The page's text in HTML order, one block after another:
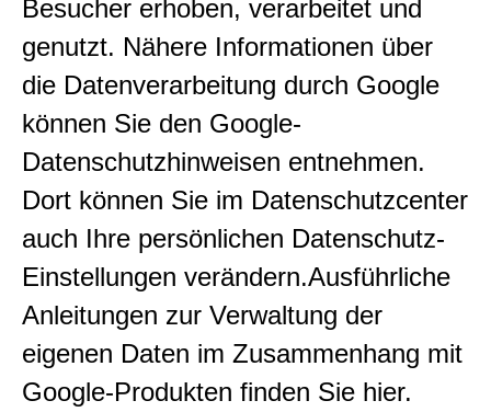
Besucher erhoben, verarbeitet und
genutzt. Nähere Informationen über
die Datenverarbeitung durch Google
können Sie den Google-
Datenschutzhinweisen entnehmen.
Dort können Sie im Datenschutzcenter
auch Ihre persönlichen Datenschutz-
Einstellungen verändern.Ausführliche
Anleitungen zur Verwaltung der
eigenen Daten im Zusammenhang mit
Google-Produkten finden Sie hier.